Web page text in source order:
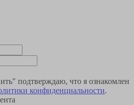
подтверждаю, что я ознакомлен
конфиденциальности.